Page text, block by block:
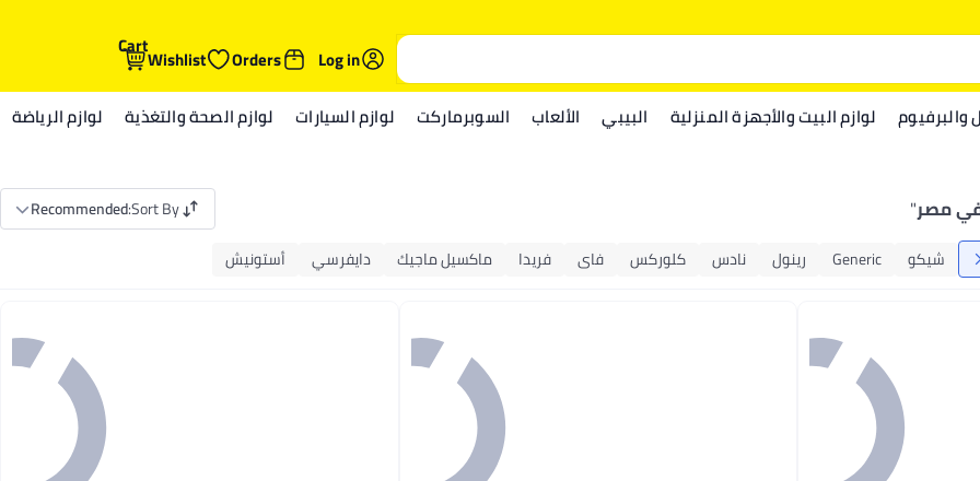
Log in
Orders
Wishlist
Cart
والبرفيوم لوازم البيت والأجهزة المنزلية البيبي الألعاب السوبرماركت لوازم السيارات لوازم الصحة والتغذية لوازم الرياضة
مصر"
Sort By
:
Recommended
شيكو Generic رينول نادس كلوركس فاى فريدا ماكسيل ماجيك دايفرسي أستونيش